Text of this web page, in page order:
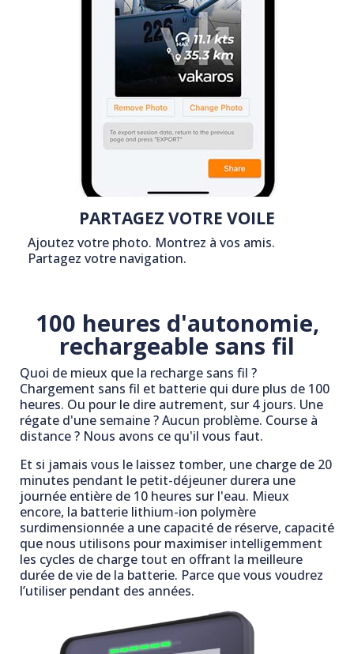
PARTAGEZ VOTRE VOILE
Ajoutez votre photo. Montrez à vos amis.
Partagez votre navigation.
100 heures d'autonomie,
rechargeable sans fil
Quoi de mieux que la recharge sans fil ?
Chargement sans fil et batterie qui dure plus de 100
heures. Ou pour le dire autrement, sur 4 jours. Une
régate d'une semaine ? Aucun problème. Course à
distance ? Nous avons ce qu'il vous faut.
Et si jamais vous le laissez tomber, une charge de 20
minutes pendant le petit-déjeuner durera une
journée entière de 10 heures sur l'eau. Mieux
encore, la batterie lithium-ion polymère
surdimensionnée a une capacité de réserve, capacité
que nous utilisons pour maximiser intelligemment
les cycles de charge tout en offrant la meilleure
durée de vie de la batterie. Parce que vous voudrez
l’utiliser pendant des années.